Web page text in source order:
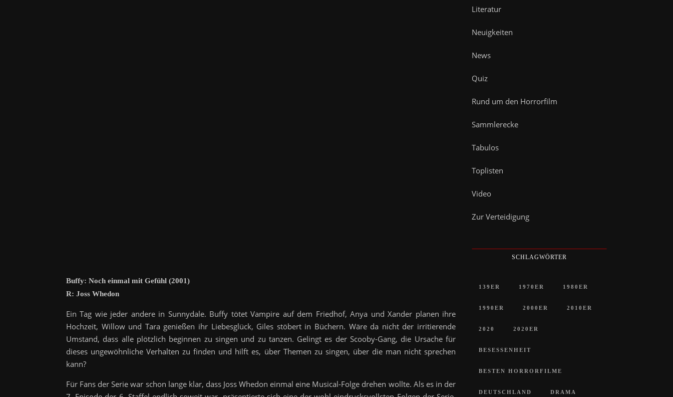
Buffy: Noch einmal mit Gefühl (2001)
R: Joss Whedon
Ein Tag wie jeder andere in Sunnydale. Buffy tötet Vampire auf dem Friedhof, Anya und Xander planen ihre
Hochzeit, Willow und Tara genießen ihr Liebesglück, Giles stöbert in Büchern. Wäre da nicht der irritierende
Umstand, dass alle plötzlich beginnen zu singen und zu tanzen. Gelingt es der Scooby-Gang, die Ursache für
dieses ungewöhnliche Verhalten zu finden und hilft es, über Themen zu singen, über die man nicht sprechen
kann?
Für Fans der Serie war schon lange klar, dass Joss Whedon einmal eine Musical-Folge drehen wollte. Als es in der
Literatur
Neuigkeiten
News
Quiz
Rund um den Horrorfilm
Sammlerecke
Tabulos
Toplisten
Video
Zur Verteidigung
SCHLAGWÖRTER
139ER 1970ER 1980ER
1990ER 2000ER 2010ER
2020 2020ER
BESESSENHEIT
BESTEN HORRORFILME
DEUTSCHLAND DRAMA